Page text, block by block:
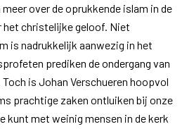
over de oprukkende islam in de
het christelijke geloof. Niet
is nadrukkelijk aanwezig in het
prediken de ondergang van
Toch is Johan Verschueren hoopvol
prachtige zaken ontluiken bij onze
kunt met weinig mensen in de kerk